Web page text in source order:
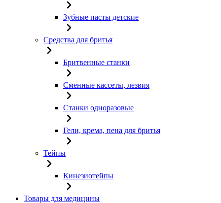
Зубные пасты детские
Средства для бритья
Бритвенные станки
Сменные кассеты, лезвия
Станки одноразовые
Гели, крема, пена для бритья
Тейпы
Кинезиотейпы
Товары для медицины